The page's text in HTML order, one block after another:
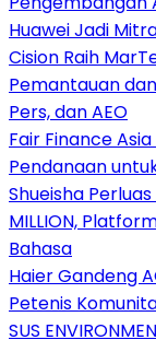
Huawei Jadi
Cision Raih
Pemantauan
Pers, dan AEO
Fair Finance
Pendanaan
Shueisha
MILLION,
Bahasa
Haier Gandeng
Petenis
SUS